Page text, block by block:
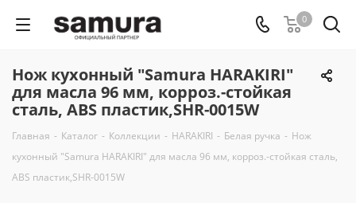
0
Нож кухонный "Samura HARAKIRI"
для масла 96 мм, корроз.-стойкая
сталь, ABS пластик,SHR-0015W
Главная - Каталог - Коллекции - HARAKIRI - Белая ручка - Нож
кухонный "Samura HARAKIRI" для масла 96 мм, корроз.-стойкая сталь,
ABS пластик,SHR-0015W